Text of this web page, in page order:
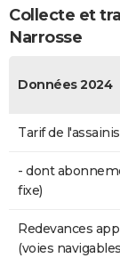
Collecte et
Narrosse
Données 2024
Tarif de
- dont
fixe)
Redevances
(voies